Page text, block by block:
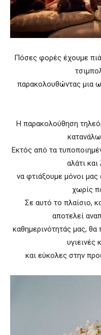
Πόσες φορές έχουμε
παρακολουθώντας μια
Η παρακολούθηση
Εκτός από τα
αλάτι
να φτιάξουμε μόνοι μας
χωρίς
Σε αυτό το πλαίσιο,
αποτελεί
καθημερινότητάς μας,
υγιεινές
και εύκολες στην